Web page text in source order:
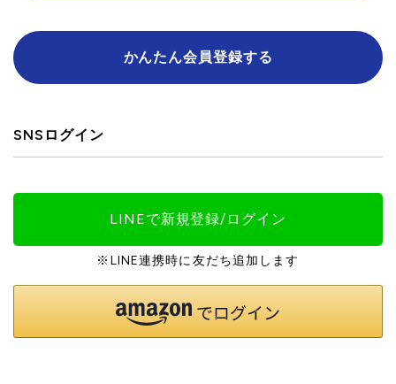
かんたん会員登録する
SNSログイン
LINEで新規登録/ログイン
※LINE連携時に友だち追加します